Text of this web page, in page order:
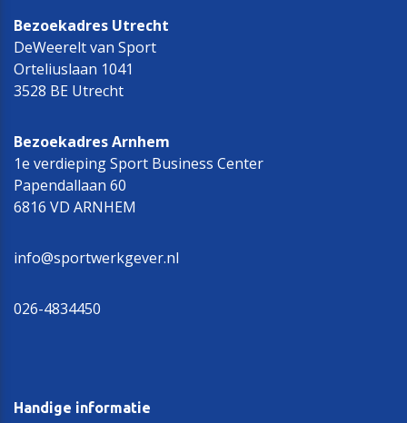
Bezoekadres Utrecht
DeWeerelt van Sport
Orteliuslaan 1041
3528 BE Utrecht
Bezoekadres Arnhem
1e verdieping Sport Business Center
Papendallaan 60
6816 VD ARNHEM
info@sportwerkgever.nl
026-4834450
Handige informatie